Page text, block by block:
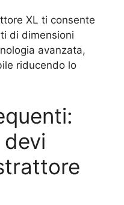
XL ti consente
di dimensioni
avanzata,
riducendo lo